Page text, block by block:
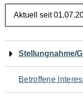
Navigation
für
den
Stellungnahme/
Betroffene